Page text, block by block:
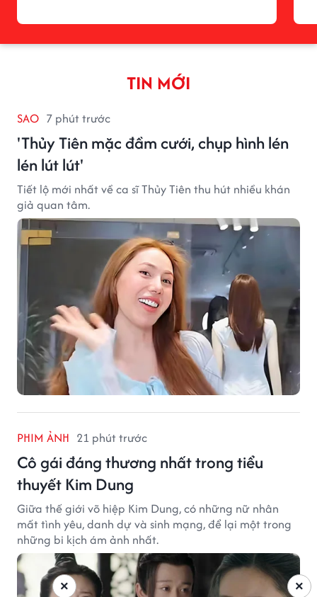
TIN MỚI
SAO 7 phút trước
'Thủy Tiên mặc đầm cưới, chụp hình lén
lén lút lút'
Tiết lộ mới nhất về ca sĩ Thủy Tiên thu hút nhiều khán
giả quan tâm.
PHIM ẢNH 21 phút trước
Cô gái đáng thương nhất trong tiểu
thuyết Kim Dung
Giữa thế giới võ hiệp Kim Dung, có những nữ nhân
mất tình yêu, danh dự và sinh mạng, để lại một trong
những bi kịch ám ảnh nhất.
×
×